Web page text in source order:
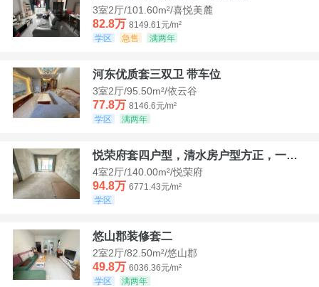
3室2厅/101.60m²/喜悦美麓
82.8万 8149.61元/m²
学区
急售 满两年
河东优质套三双卫 带车位
3室2厅/95.50m²/依云谷
77.8万 8146.6元/m²
学区
满两年
悦荣府套四户型，清水房户型方正，一口价94，8
4室2厅/140.00m²/悦荣府
94.8万 6771.43元/m²
学区
悠山郡装修套二
2室2厅/82.50m²/悠山郡
49.8万 6036.36元/m²
学区
满两年